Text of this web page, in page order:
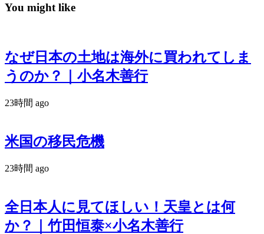
You might like
なぜ日本の土地は海外に買われてしま
うのか？｜小名木善行
23時間 ago
米国の移民危機
23時間 ago
全日本人に見てほしい！天皇とは何
か？｜竹田恒泰×小名木善行